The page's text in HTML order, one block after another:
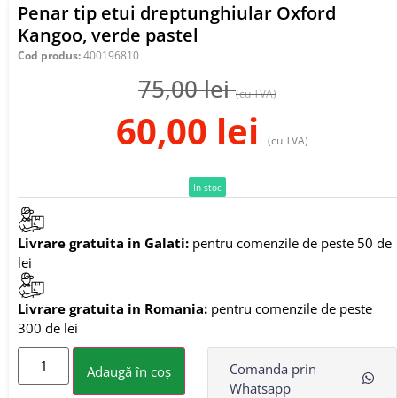
Penar tip etui dreptunghiular Oxford
Kangoo, verde pastel
Cod produs:400196810
75,00lei (cu TVA)
60,00 lei (cu TVA)
In stoc
Livrare gratuita in Galati: pentru comenzile de peste 50 de
lei
Livrare gratuita in Romania: pentru comenzile de peste
300 de lei
Adaugă în coș
Comanda prin
Whatsapp